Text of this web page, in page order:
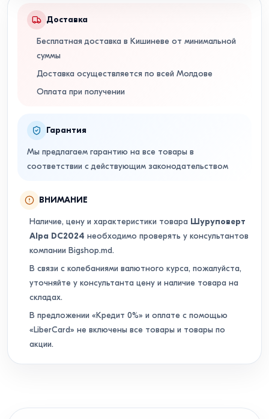
Доставка
Бесплатная доставка в Кишиневе от минимальной
суммы
Доставка осуществляется по всей Молдове
Оплата при получении
Гарантия
Мы предлагаем гарантию на все товары в
соответствии с действующим законодательством
ВНИМАНИЕ
Наличие, цену и характеристики товара Шуруповерт
Alpa DC2024 необходимо проверять у консультантов
компании Bigshop.md.
В связи с колебаниями валютного курса, пожалуйста,
уточняйте у консультанта цену и наличие товара на
складах.
В предложении «Кредит 0%» и оплате с помощью
«LiberCard» не включены все товары и товары по
акции.